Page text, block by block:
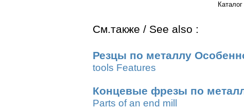
См.также / See also :
Резцы по металлу
tools Features
Концевые фрезы по
Parts of an end mill